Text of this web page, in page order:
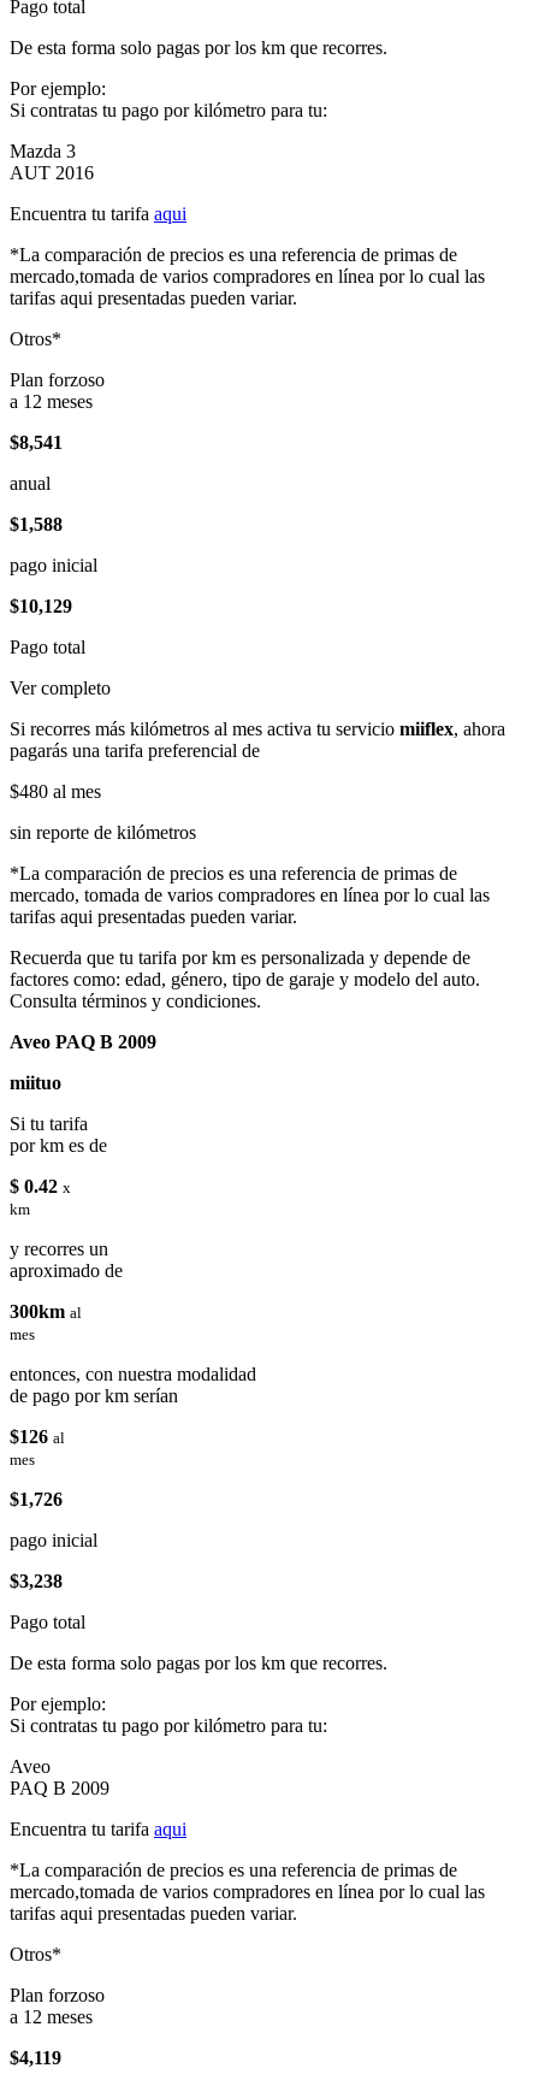
Pago total
De esta forma solo pagas por los km que recorres.
Por ejemplo:
Si contratas tu pago por kilómetro para tu:
Mazda 3
AUT 2016
Encuentra tu tarifa aqui
*La comparación de precios es una referencia de primas de
mercado,tomada de varios compradores en línea por lo cual las
tarifas aqui presentadas pueden variar.
Otros*
Plan forzoso
a 12 meses
$8,541
anual
$1,588
pago inicial
$10,129
Pago total
Ver completo
Si recorres más kilómetros al mes activa tu servicio miiflex, ahora
pagarás una tarifa preferencial de
$480 al mes
sin reporte de kilómetros
*La comparación de precios es una referencia de primas de
mercado, tomada de varios compradores en línea por lo cual las
tarifas aqui presentadas pueden variar.
Recuerda que tu tarifa por km es personalizada y depende de
factores como: edad, género, tipo de garaje y modelo del auto.
Consulta términos y condiciones.
Aveo PAQ B 2009
miituo
Si tu tarifa
por km es de
$ 0.42 x
km
y recorres un
aproximado de
300km al
mes
entonces, con nuestra modalidad
de pago por km serían
$126 al
mes
$1,726
pago inicial
$3,238
Pago total
De esta forma solo pagas por los km que recorres.
Por ejemplo:
Si contratas tu pago por kilómetro para tu:
Aveo
PAQ B 2009
Encuentra tu tarifa aqui
*La comparación de precios es una referencia de primas de
mercado,tomada de varios compradores en línea por lo cual las
tarifas aqui presentadas pueden variar.
Otros*
Plan forzoso
a 12 meses
$4,119